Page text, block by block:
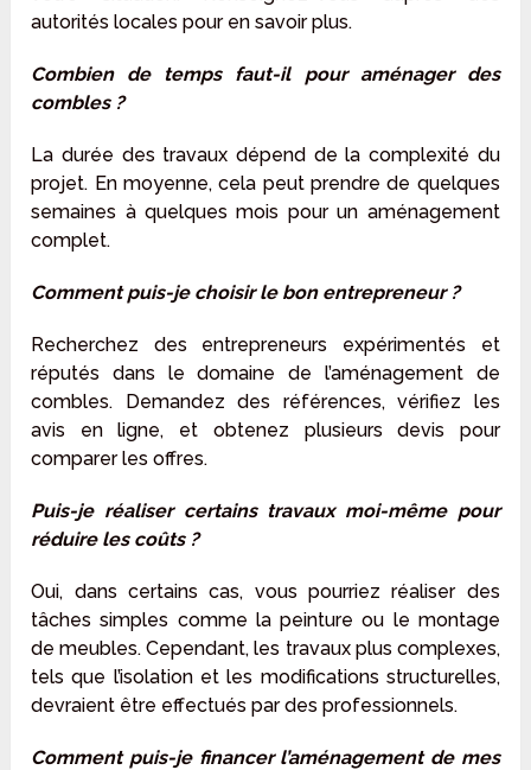
autorités locales pour en savoir plus.
Combien de temps faut-il pour aménager des
combles ?
La durée des travaux dépend de la complexité du
projet. En moyenne, cela peut prendre de quelques
semaines à quelques mois pour un aménagement
complet.
Comment puis-je choisir le bon entrepreneur ?
Recherchez des entrepreneurs expérimentés et
réputés dans le domaine de l’aménagement de
combles. Demandez des références, vérifiez les
avis en ligne, et obtenez plusieurs devis pour
comparer les offres.
Puis-je réaliser certains travaux moi-même pour
réduire les coûts ?
Oui, dans certains cas, vous pourriez réaliser des
tâches simples comme la peinture ou le montage
de meubles. Cependant, les travaux plus complexes,
tels que l’isolation et les modifications structurelles,
devraient être effectués par des professionnels.
Comment puis-je financer l’aménagement de mes